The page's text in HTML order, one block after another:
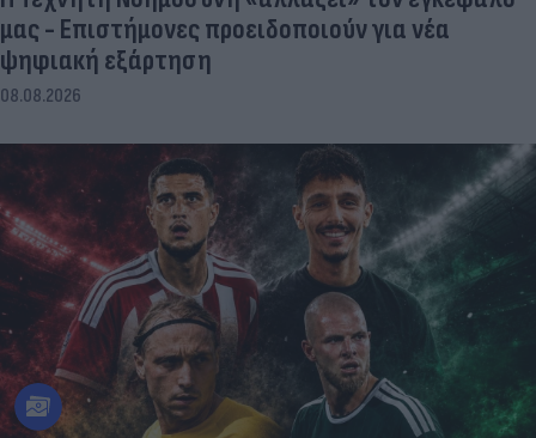
μας - Eπιστήμονες προειδοποιούν για νέα
ψηφιακή εξάρτηση
08.08.2026